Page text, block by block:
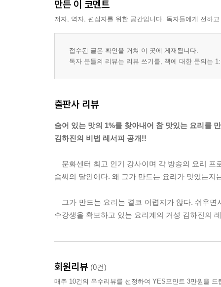
굴깐풍
개성떡볶이
해물녹두전
오징어 지짐이
오징어보쌈
도토리밀쌈
밤단자
약식
PART 03 남편이 환호하는 국물요리
우렁된장찌개
맛살찌개
바지락젓국조치
콩되비지찌개
만든 이 코멘트
저자, 역자, 편집자를 위한 공간입니다. 독자들에게 전하
접수된 글은 확인을 거쳐 이 곳에 게재됩니다.
독자 분들의 리뷰는 리뷰 쓰기를, 책에 대한 문의는
출판사 리뷰
숨어 있는 맛의 1%를 찾아내어 참 맛있는 요리를
김하진의 비법 레서피 공개!!
문화센터 최고 인기 강사이며 각 방송의 요리 프
솜씨의 달인이다. 왜 그가 만드는 요리가 맛있는
그가 만드는 요리는 결코 어렵지가 않다. 쉬우면
수강생을 확보하고 있는 요리계의 거성 김하진의
회원리뷰 (0건)
매주 10건의 우수리뷰를 선정하여 YES포인트 3만원을 드